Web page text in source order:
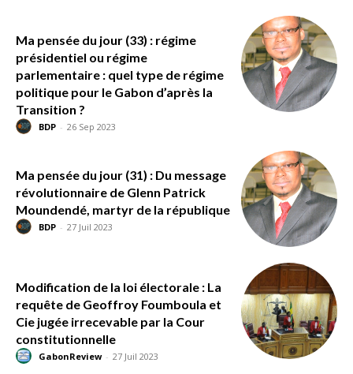
Ma pensée du jour (33) : régime
présidentiel ou régime
parlementaire : quel type de régime
politique pour le Gabon d’après la
Transition ?
BDP - 26 Sep 2023
Ma pensée du jour (31) : Du message
révolutionnaire de Glenn Patrick
Moundendé, martyr de la république
BDP - 27 Juil 2023
Modification de la loi électorale : La
requête de Geoffroy Foumboula et
Cie jugée irrecevable par la Cour
constitutionnelle
GabonReview - 27 Juil 2023